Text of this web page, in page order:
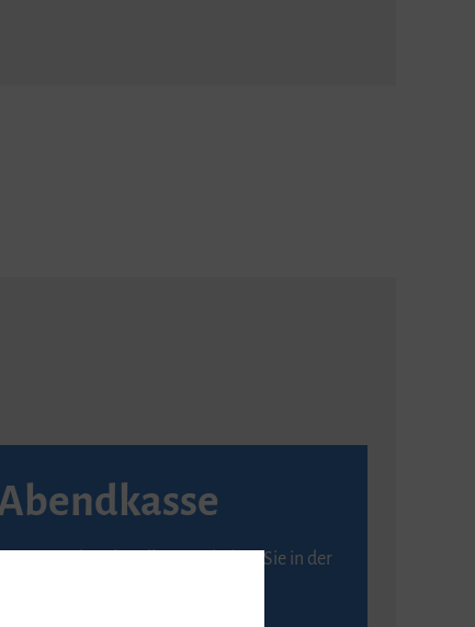
Karten an der Abendkasse erhalten Sie in der